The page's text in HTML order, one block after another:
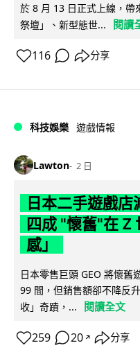
於 8 月 13 日正式上線，帶
祭壇」、新型態世...
閱讀
116 分享
科技娛樂 遊戲情報
Lawton 2 日
日本二手遊戲
四成 "懷舊"在 Z
感」
日本零售巨頭 GEO 將懷舊
99 間，但銷售額卻不降反
收」奇蹟，...
閱讀全文
259 20 ↗ 分享